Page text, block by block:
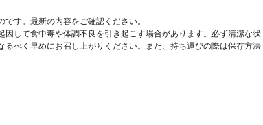
す。最新の内容をご確認ください。
して食中毒や体調不良を引き起こす場合があります。必ず清潔な状
るべく早めにお召し上がりください。また、持ち運びの際は保存方法